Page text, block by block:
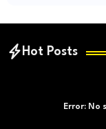
Hot Posts
Error:No